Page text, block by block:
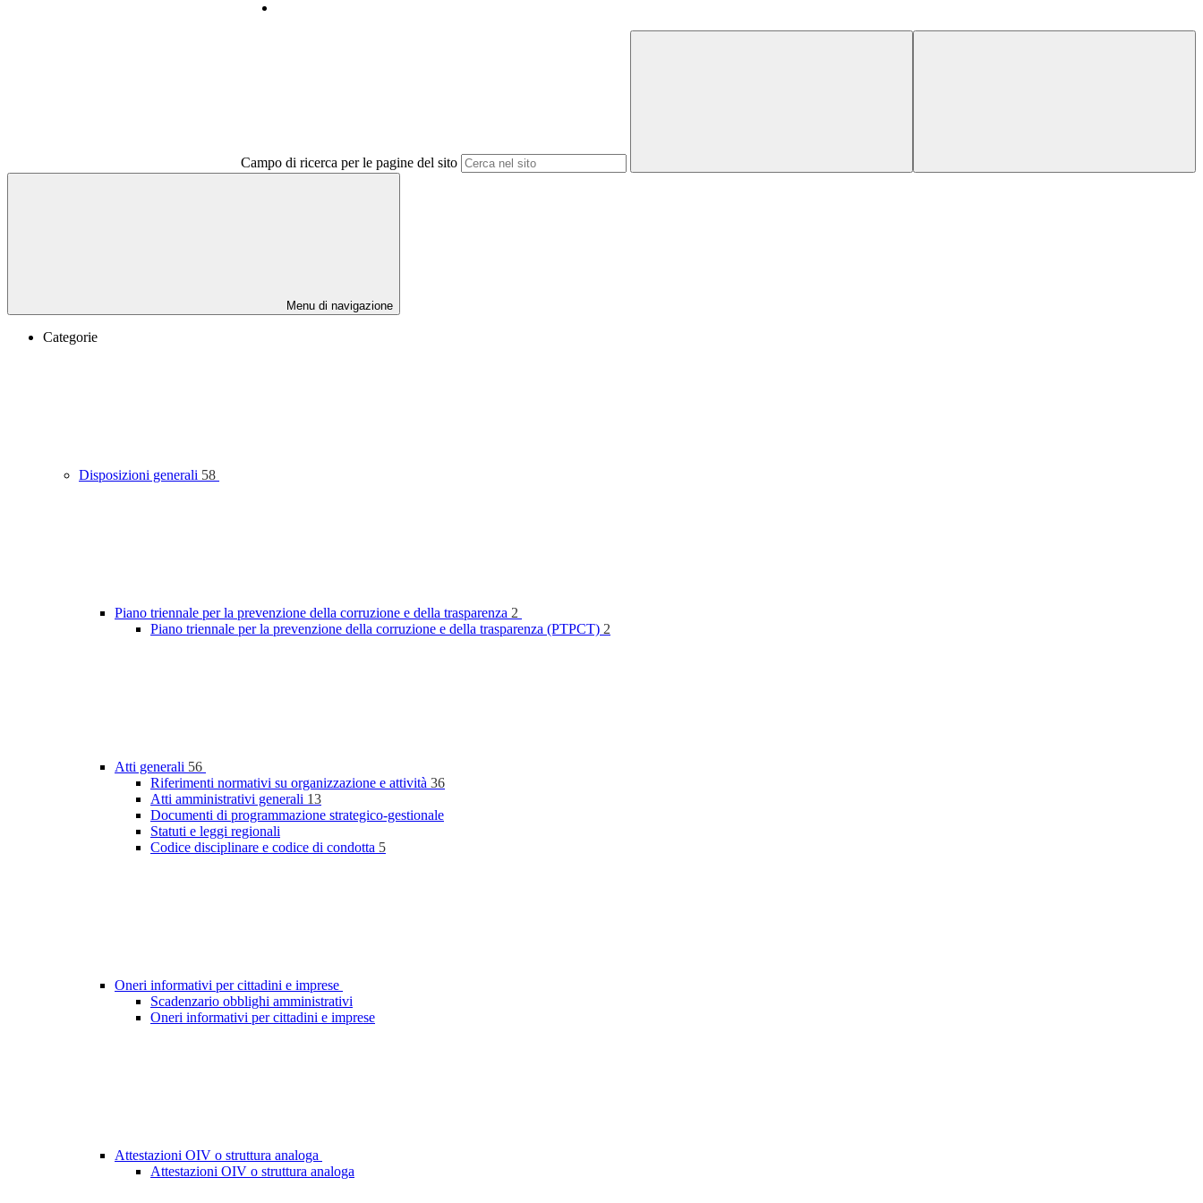
Campo di ricerca per le pagine del sito
Menu di navigazione
Categorie
Disposizioni generali 58
Piano triennale per la prevenzione della corruzione e della trasparenza 2
Piano triennale per la prevenzione della corruzione e della trasparenza (PTPCT) 2
Atti generali 56
Riferimenti normativi su organizzazione e attività 36
Atti amministrativi generali 13
Documenti di programmazione strategico-gestionale
Statuti e leggi regionali
Codice disciplinare e codice di condotta 5
Oneri informativi per cittadini e imprese
Scadenzario obblighi amministrativi
Oneri informativi per cittadini e imprese
Attestazioni OIV o struttura analoga
Attestazioni OIV o struttura analoga